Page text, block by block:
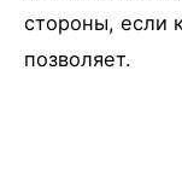
стороны, если
позволяет.